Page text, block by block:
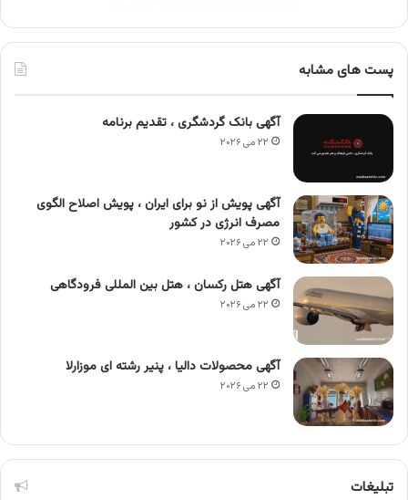
پست های مشابه
آگهی بانک گردشگری ، تقدیم برنامه
۲۲ می ۲۰۲۶
آگهی پویش از نو برای ایران ، پویش اصلاح الگوی
مصرف انرژی در کشور
۲۲ می ۲۰۲۶
آگهی هتل رکسان ، هتل بین المللی فرودگاهی
۲۲ می ۲۰۲۶
آگهی محصولات دالیا ، پنیر رشته ای موزارلا
۲۲ می ۲۰۲۶
تبلیغات